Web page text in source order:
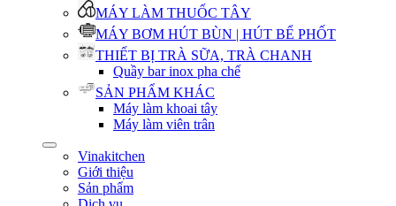
MÁY LÀM THUỐC TÂY
MÁY BƠM HÚT BÙN | HÚT BỂ PHỐT
THIẾT BỊ TRÀ SỮA, TRÀ CHANH
Quầy bar inox pha chế
SẢN PHẨM KHÁC
Máy làm khoai tây
Máy làm viên trân
Vinakitchen
Giới thiệu
Sản phẩm